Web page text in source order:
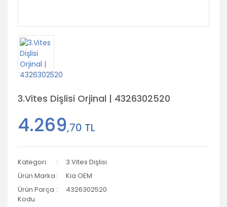
3.Vites Dişlisi Orjinal | 4326302520
4.269,70 TL
Kategori
3.Vites Dişlisi
Ürün Marka
Kia OEM
Ürün Parça
Kodu
4326302520